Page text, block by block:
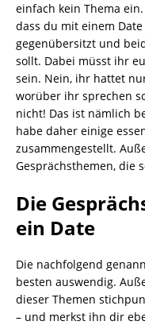
einfach kein Thema
dass du mit einem
gegenübersitzt und
sollt. Dabei müsst ihr
sein. Nein, ihr hattet
worüber ihr sprechen
nicht! Das ist nämlich
habe daher einige
zusammengestellt.
Gesprächsthemen, die
Die
ein Date
Die nachfolgend
besten auswendig.
dieser Themen
– und merkst ihn dir